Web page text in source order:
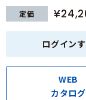
定価 ¥
ログイン
WEB
カタログ